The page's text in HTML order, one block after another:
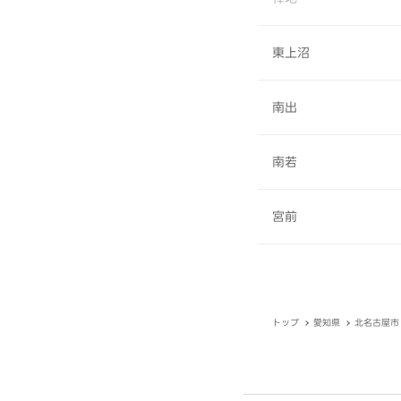
東上沼
南出
南若
宮前
トップ 愛知県 北名古屋市